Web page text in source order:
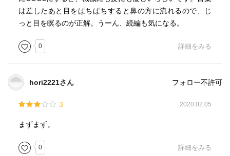
は差したあと目をぱちぱちすると鼻の方に流れるので、じ
っと目を瞑るのが正解。うーん、続編も気になる。
0 詳細をみる
hori2221さん フォロー不許可
3 2020.02.05
まずまず。
0 詳細をみる